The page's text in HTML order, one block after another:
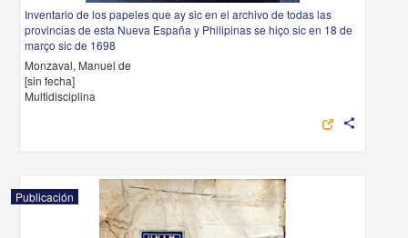
Inventario de los papeles que ay sic en el archivo de todas las
provincias de esta Nueva España y Philipinas se hiço sic en 18 de
março sic de 1698
Monzaval, Manuel de
[sin fecha]
Multidisciplina
share
Publicación